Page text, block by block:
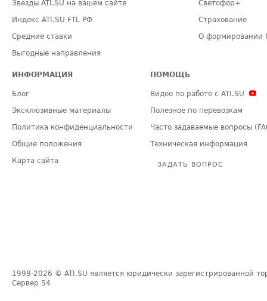
Звезды ATI.SU на вашем сайте
Индекс ATI.SU FTL РФ
Средние ставки
Выгодные направления
Светофор+
Страхование
О формировании
ИНФОРМАЦИЯ
Блог
Эксклюзивные материалы
Политика конфиденциальности
Общие положения
Карта сайта
ПОМОЩЬ
Видео по работе с ATI.SU
Полезное по перевозкам
Часто задаваемые вопросы
Техническая информация
ЗАДАТЬ ВОПРОС
1998-2026 © ATI.SU является юридически зарегистрированной
Сервер 54